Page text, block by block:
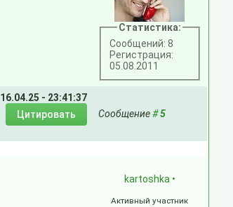
Статистика:
Сообщений: 8
Регистрация:
05.08.2011
16.04.25 - 23:41:37
Сообщение#5
kartoshka •
Активный участник